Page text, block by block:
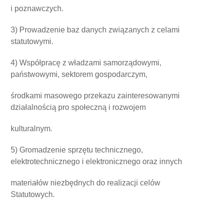
i poznawczych.
3) Prowadzenie baz danych związanych z celami
statutowymi.
4) Współpracę z władzami samorządowymi,
państwowymi, sektorem gospodarczym,
środkami masowego przekazu zainteresowanymi
działalnością pro społeczną i rozwojem
kulturalnym.
5) Gromadzenie sprzętu technicznego,
elektrotechnicznego i elektronicznego oraz innych
materiałów niezbędnych do realizacji celów
Statutowych.